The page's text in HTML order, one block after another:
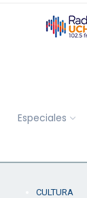
Especiales
CULTURA